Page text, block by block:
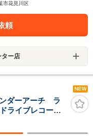
市花見川区
頼
ター店
NEW
ダーアーチ ラ
ライブレコーダ
ベンチレーショ
ドア JBLスピー